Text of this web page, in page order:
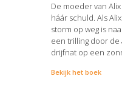
De moeder van
háár schuld. Als
storm op weg is
een trilling door de
drijfnat op een
Bekijk het boek